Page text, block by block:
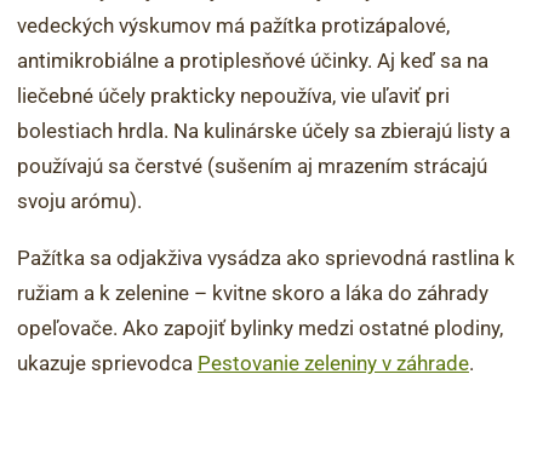
vedeckých výskumov má pažítka protizápalové,
antimikrobiálne a protiplesňové účinky. Aj keď sa na
liečebné účely prakticky nepoužíva, vie uľaviť pri
bolestiach hrdla. Na kulinárske účely sa zbierajú listy a
používajú sa čerstvé (sušením aj mrazením strácajú
svoju arómu).
Pažítka sa odjakživa vysádza ako sprievodná rastlina k
ružiam a k zelenine – kvitne skoro a láka do záhrady
opeľovače. Ako zapojiť bylinky medzi ostatné plodiny,
ukazuje sprievodca Pestovanie zeleniny v záhrade.